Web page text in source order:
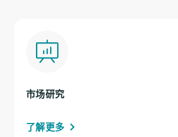
市场研究
了解更多